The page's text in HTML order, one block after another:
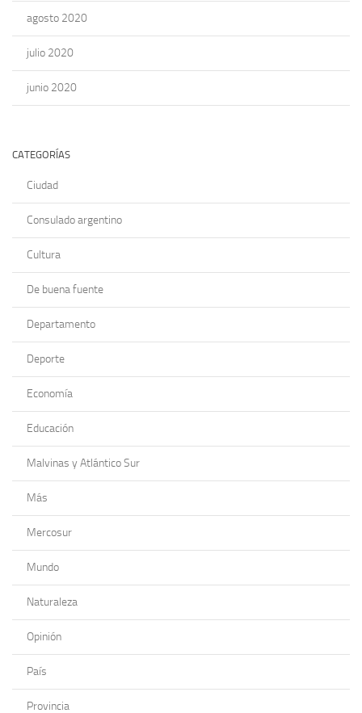
agosto 2020
julio 2020
junio 2020
CATEGORÍAS
Ciudad
Consulado argentino
Cultura
De buena fuente
Departamento
Deporte
Economía
Educación
Malvinas y Atlántico Sur
Más
Mercosur
Mundo
Naturaleza
Opinión
País
Provincia